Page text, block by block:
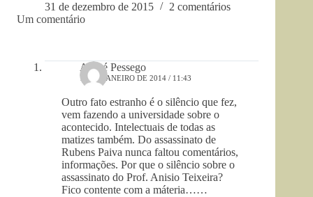
31 de dezembro de 2015
2 comentários
Um comentário
André Pessego
19 DE JANEIRO DE 2014 / 11:43
Outro fato estranho é o silêncio que fez,
vem fazendo a universidade sobre o
acontecido. Intelectuais de todas as
matizes também. Do assassinato de
Rubens Paiva nunca faltou comentários,
informações. Por que o silêncio sobre o
assassinato do Prof. Anisio Teixeira?
Fico contente com a máteria……